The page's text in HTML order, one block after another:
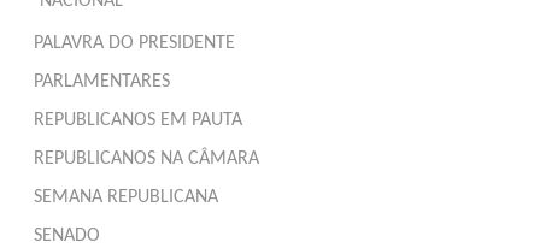
PALAVRA DO PRESIDENTE
PARLAMENTARES
REPUBLICANOS EM PAUTA
REPUBLICANOS NA CÂMARA
SEMANA REPUBLICANA
SENADO